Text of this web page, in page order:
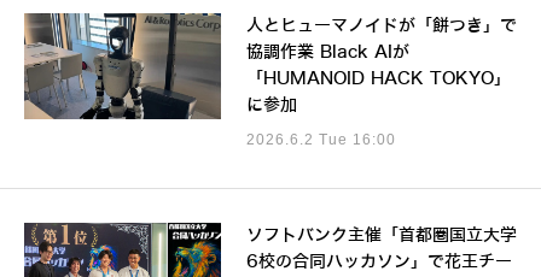
人とヒューマノイドが「餅つき」で
協調作業 Black AIが
「HUMANOID HACK TOKYO」
に参加
2026.6.2 Tue 16:00
ソフトバンク主催「首都圏国立大学
6校の合同ハッカソン」で花王チー